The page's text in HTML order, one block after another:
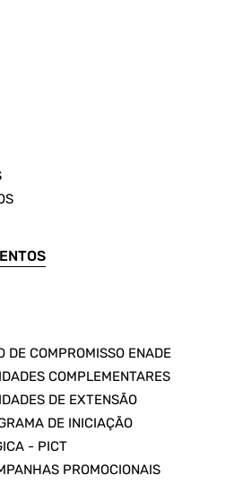
DE COMPROMISSO ENADE
COMPLEMENTARES
DE EXTENSÃO
DE INICIAÇÃO
- PICT
PROMOCIONAIS